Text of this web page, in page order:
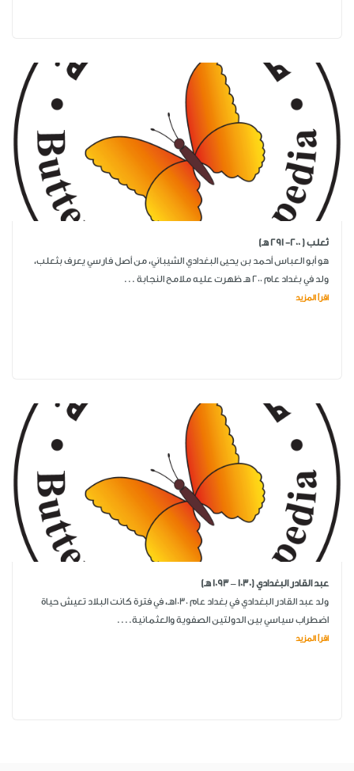
ثعلب ( 200- 291 هـ)
هو أبو العباس أحمد بن يحيى البغدادي الشيباني، من أصل فارسي يعرف بثعلب،
ولد في بغداد عام 200 هـ ظهرت عليه ملامح النجابة ...
اقرأ المزيد
عبد القادر البغدادي (1030 – 1093 هـ)
ولد عبد القادر البغدادي في بغداد عام 1030هـ، في فترة كانت البلاد تعيش حياة
اضطراب سياسي بين الدولتين الصفوية والعثمانية....
اقرأ المزيد